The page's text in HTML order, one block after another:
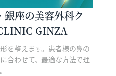
銀座の美容外科ク
GINZA
を整えます。患者様の鼻の
合わせて、最適な方法で理